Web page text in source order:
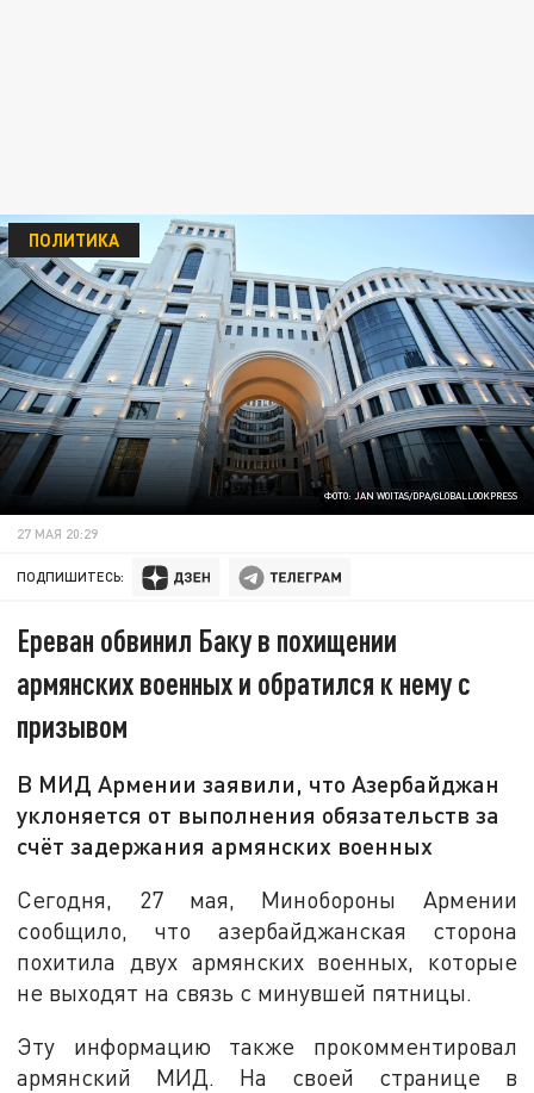
ФОТО: JAN WOITAS/DPA/GLOBALLOOKPRESS
ПОЛИТИКА
27 МАЯ 20:29
ПОДПИШИТЕСЬ:
Ереван обвинил Баку в похищении
армянских военных и обратился к нему с
призывом
В МИД Армении заявили, что Азербайджан
уклоняется от выполнения обязательств за
счёт задержания армянских военных
Сегодня, 27 мая, Минобороны Армении
сообщило, что азербайджанская сторона
похитила двух армянских военных, которые
не выходят на связь с минувшей пятницы.
Эту информацию также прокомментировал
армянский МИД. На своей странице в